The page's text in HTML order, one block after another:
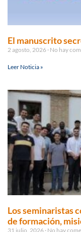
El manuscrito
2 agosto, 2026 No hay
Leer Noticia »
Los seminaristas
de formación,
31 julio, 2026 No hay